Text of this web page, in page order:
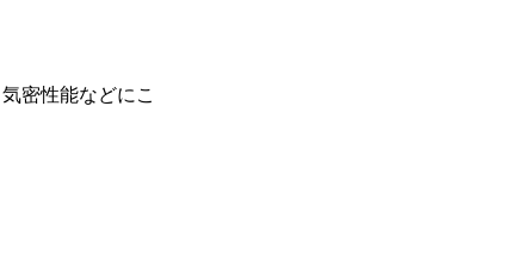
密性能などにこ